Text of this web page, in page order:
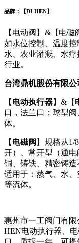
品牌：【DI-HEN】
【电动阀】&【电
如水位控制、温度
水、农业灌溉、水
行业。
台湾鼎机股份有限公
【 电动执行器】&【
口，法兰口：球型
体。
【 电磁阀 】规格从1/
开）、常开型（通
铜、铸铁、精密铸造
适用于：蒸气、水
等流体。
惠州市一工阀门有
HEN电动执行器、